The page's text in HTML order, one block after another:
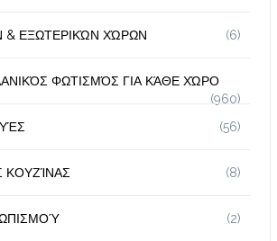
& ΕΞΩΤΕΡΙΚΏΝ ΧΏΡΩΝ (6)
ΦΩΤΙΣΜΌΣ ΓΙΑ ΚΆΘΕ ΧΏΡΟ
(960)
(56)
ΚΟΥΖΊΝΑΣ (8)
(2)